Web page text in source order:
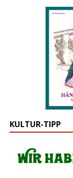
KULTUR-TIPP